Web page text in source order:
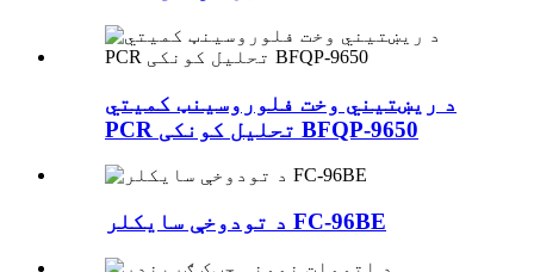
د ریښتیني وخت فلوروسینټ کمیتي
PCR تحلیل کونکی BFQP-9650
د تودوخې سایکلر FC-96BE